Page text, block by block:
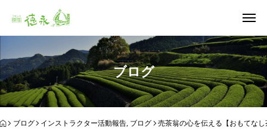
ブログ
ブログ インストラクター活動報告, ブログ 売茶翁の心を伝える【おもてなし